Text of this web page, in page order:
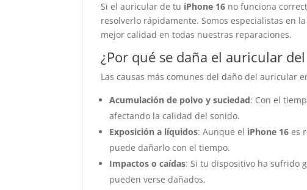
Si el auricular de tu iPhone 16 no funciona
resolverlo rápidamente. Somos especialistas en
mejor calidad en todas nuestras reparaciones.
¿Por qué se daña el auricular
Las causas más comunes del daño del auricular
Acumulación de polvo y suciedad: Con el
afectando la calidad del sonido.
Exposición a líquidos: Aunque el iPhone 16 es
puede dañarlo con el tiempo.
Impactos o caídas: Si tu dispositivo ha sufrido
pueden verse dañados.